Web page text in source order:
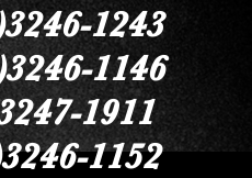
1243
1146
1911
1152